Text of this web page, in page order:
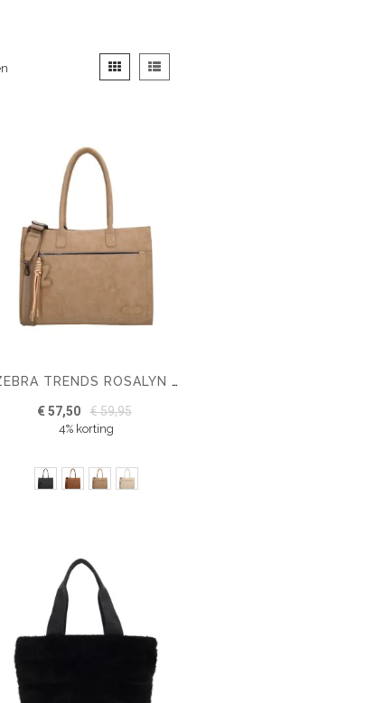
Tonen
als
Foto-
tabel
Lijst
ZEBRA TRENDS ROSALYN SHOPPER 15,6 INCH
€ 57,50 € 59,95
4% korting